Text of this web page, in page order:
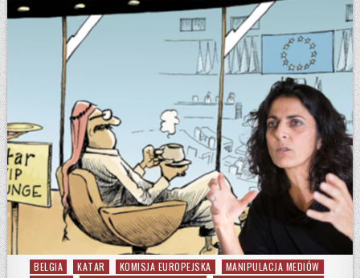
Posted in
BELGIA KATAR KOMISJA EUROPEJSKA
MANIPULACJA MEDIÓW